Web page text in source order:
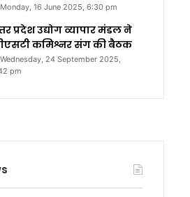
Monday, 16 June 2025, 6:30 pm
प्रदेश उद्योग व्यापार मंडल ने
कमिश्नर संग की बैठक
Wednesday, 24 September 2025,
pm